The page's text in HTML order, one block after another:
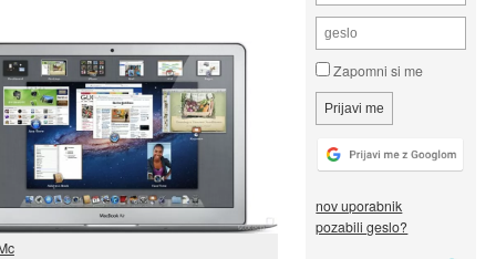
Zapomni si me
nov uporabnik
pozabili geslo?